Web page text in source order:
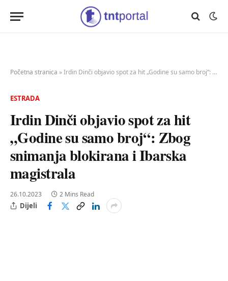
Početna stranica »Irdin Dinči objavio spot za hit „Godine su samo broj“: Zbog snimanja blokirana i Ibarska magistrala
ESTRADA
Irdin Dinči objavio spot za hit
„Godine su samo broj“: Zbog
snimanja blokirana i Ibarska
magistrala
26.10.2023 2 Mins Read
Dijeli